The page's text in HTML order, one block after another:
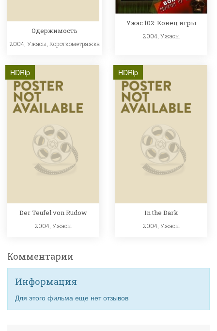
Одержимость
2004, Ужасы Короткометражка
Ужас 102: Конец игры
2004,Ужасы
HDRip
Der Teufel von Rudow
2004, Ужасы
HDRip
In the Dark
2004,Ужасы
Комментарии
Информация
Для этого фильма еще нет отзывов